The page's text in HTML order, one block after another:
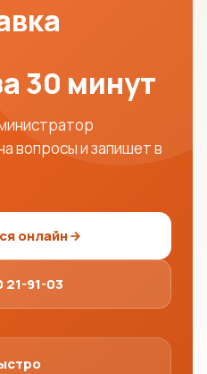
30 минут
вопросы и запишет в
онлайн
21-91-03